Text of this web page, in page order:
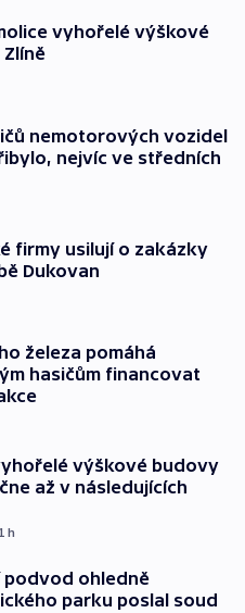
vyhořelé výškové
nemotorových vozidel
nejvíc ve středních
firmy usilují o zakázky
Dukovan
železa pomáhá
hasičům financovat
výškové budovy
až v následujících
h
podvod ohledně
parku poslal soud